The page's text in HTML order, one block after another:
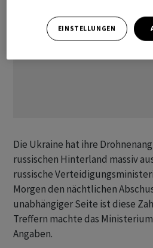
Die Ukraine hat ihre
russischen Hinterland massiv
russische
Morgen den nächtlichen
unabhängiger Seite ist diese
Treffern machte das
Angaben.
EINSTELLUNGEN